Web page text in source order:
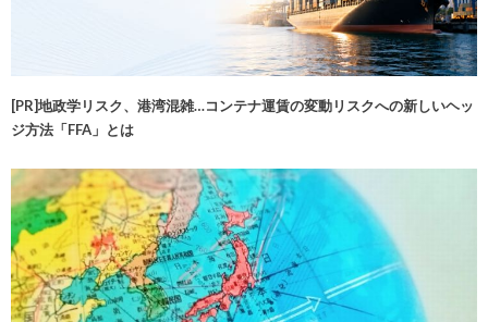
[PR]地政学リスク、港湾混雑…コンテナ運賃の変動リスクへの新しいヘッ
ジ方法「FFA」とは